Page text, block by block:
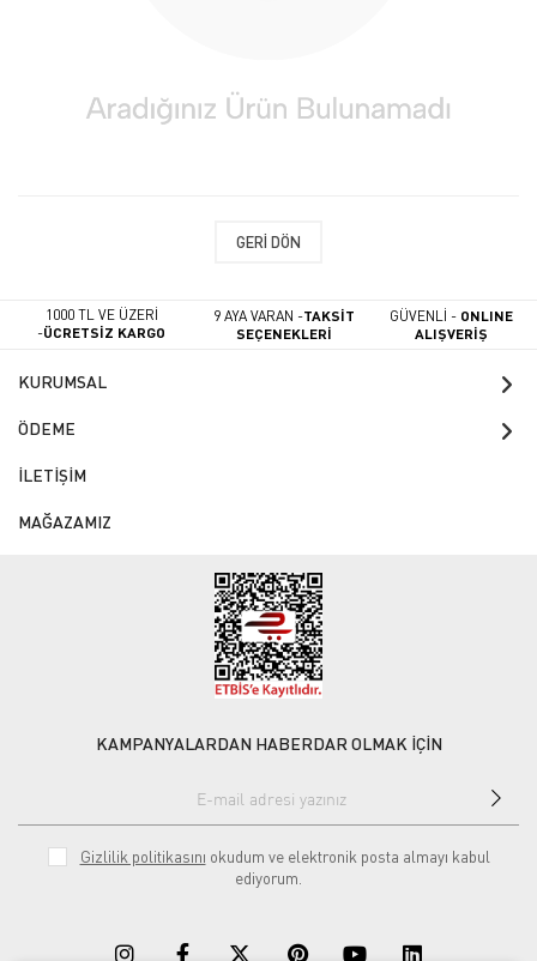
GERI DÖN
1000 TL VE ÜZERİ
-ÜCRETSİZ KARGO
9 AYA VARAN -TAKSİT
SEÇENEKLERİ
GÜVENLİ - ONLINE
ALIŞVERİŞ
KURUMSAL
ÖDEME
İLETİŞİM
MAĞAZAMIZ
KAMPANYALARDAN HABERDAR OLMAK İÇİN
Gizlilik politikasını okudum ve elektronik posta almayı kabul
ediyorum.